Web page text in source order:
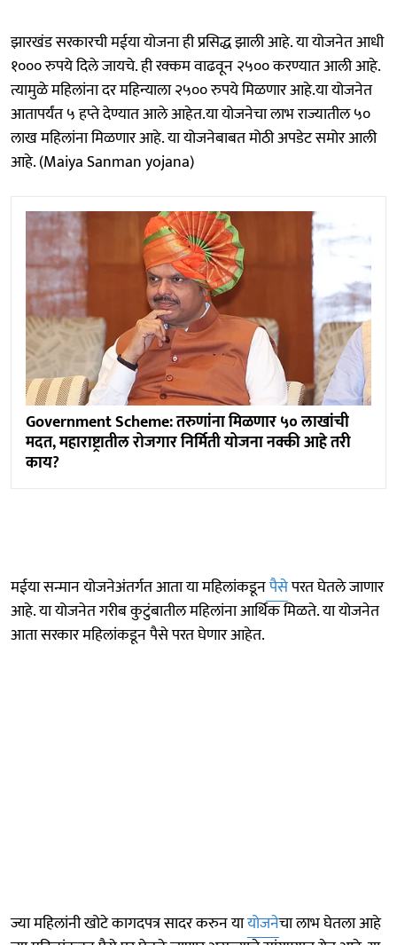
झारखंड सरकारची मईया योजना ही प्रसिद्ध झाली आहे. या योजनेत आधी
१००० रुपये दिले जायचे. ही रक्कम वाढवून २५०० करण्यात आली आहे.
त्यामुळे महिलांना दर महिन्याला २५०० रुपये मिळणार आहे.या योजनेत
आतापर्यंत ५ हप्ते देण्यात आले आहेत.या योजनेचा लाभ राज्यातील ५०
लाख महिलांना मिळणार आहे. या योजनेबाबत मोठी अपडेट समोर आली
आहे. (Maiya Sanman yojana)
Government Scheme: तरुणांना मिळणार ५० लाखांची
मदत, महाराष्ट्रातील रोजगार निर्मिती योजना नक्की आहे तरी
काय?
मईया सन्मान योजनेअंतर्गत आता या महिलांकडूनपैसेपरत घेतले जाणार
आहे. या योजनेत गरीब कुटुंबातील महिलांना आर्थिक मिळते. या योजनेत
आता सरकार महिलांकडून पैसे परत घेणार आहेत.
ज्या महिलांनी खोटे कागदपत्र सादर करुन यायोजनेचा लाभ घेतला आहे